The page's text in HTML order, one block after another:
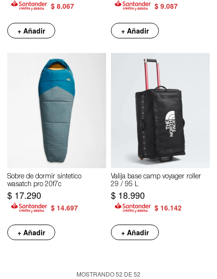
$ 8.067
+ Añadir
$ 9.087
+ Añadir
Sobre de dormir sintetico
wasatch pro 20f7c
$ 17.290
$ 14.697
+ Añadir
Valija base camp voyager roller
29 / 95 L
$ 18.990
$ 16.142
+ Añadir
MOSTRANDO52 DE 52